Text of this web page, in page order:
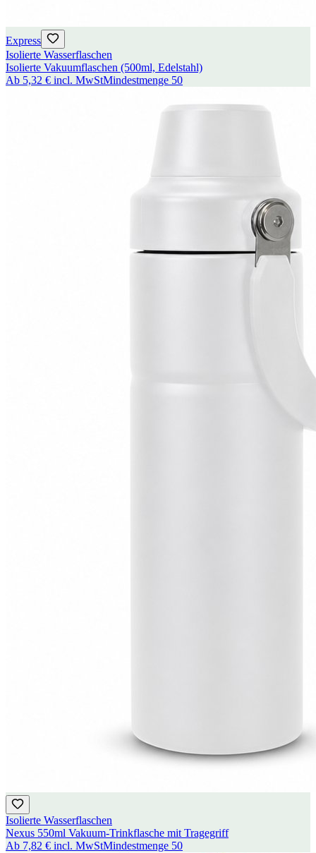
Express
Isolierte Wasserflaschen
Isolierte Vakuumflaschen (500ml, Edelstahl)
Ab 5,32 € incl. MwStMindestmenge 50
Isolierte Wasserflaschen
Nexus 550ml Vakuum-Trinkflasche mit Tragegriff
Ab 7,82 € incl. MwStMindestmenge 50